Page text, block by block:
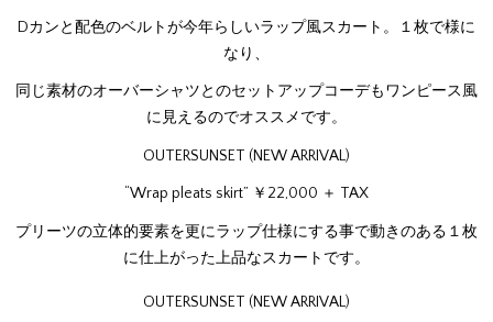
Dカンと配色のベルトが今年らしいラップ風スカート。１枚で様に
なり、
同じ素材のオーバーシャツとのセットアップコーデもワンピース風
に見えるのでオススメです。
OUTERSUNSET (NEW ARRIVAL)
“Wrap pleats skirt” ￥22,000 ＋ TAX
プリーツの立体的要素を更にラップ仕様にする事で動きのある１枚
に仕上がった上品なスカートです。
OUTERSUNSET (NEW ARRIVAL)